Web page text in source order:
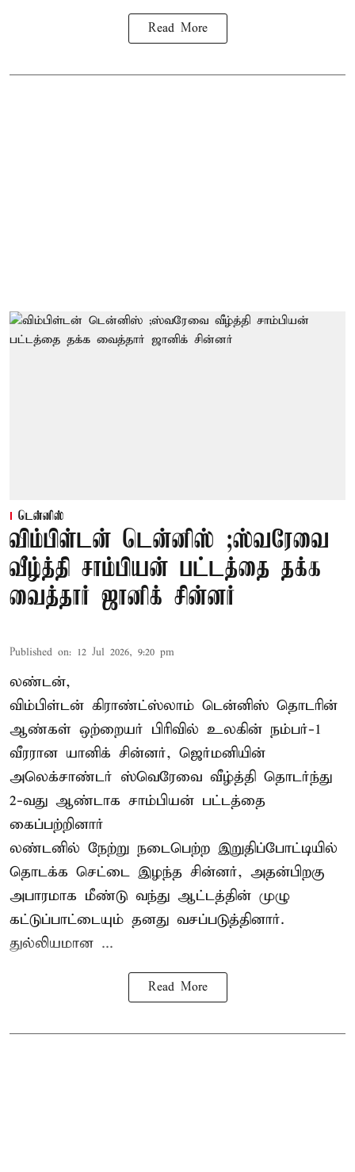
Read More
டென்னிஸ்
விம்பிள்டன் டென்னிஸ் ;ஸ்வரேவை
வீழ்த்தி சாம்பியன் பட்டத்தை தக்க
வைத்தார் ஜானிக் சின்னர்
Published on: 12 Jul 2026, 9:20 pm
லண்டன்,
விம்பிள்டன் கிராண்ட்ஸ்லாம் டென்னிஸ் தொடரின்
ஆண்கள் ஒற்றையர் பிரிவில் உலகின் நம்பர்-1
வீரரான யானிக் சின்னர், ஜெர்மனியின்
அலெக்சாண்டர் ஸ்வெரேவை வீழ்த்தி தொடர்ந்து
2-வது ஆண்டாக சாம்பியன் பட்டத்தை
கைப்பற்றினார்
லண்டனில் நேற்று நடைபெற்ற இறுதிப்போட்டியில்
தொடக்க செட்டை இழந்த சின்னர், அதன்பிறகு
அபாரமாக மீண்டு வந்து ஆட்டத்தின் முழு
கட்டுப்பாட்டையும் தனது வசப்படுத்தினார்.
துல்லியமான ...
Read More